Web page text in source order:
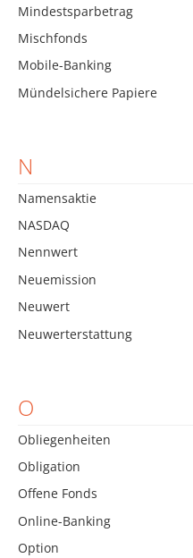
Mindestsparbetrag
Mischfonds
Mobile-Banking
Mündelsichere Papiere
N
Namensaktie
NASDAQ
Nennwert
Neuemission
Neuwert
Neuwerterstattung
O
Obliegenheiten
Obligation
Offene Fonds
Online-Banking
Option